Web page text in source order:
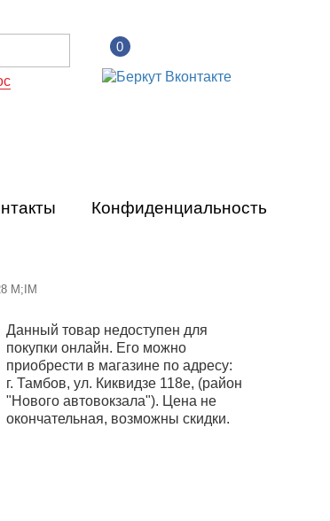
0
Конфиденциальность
M;IM
Данный товар недоступен для
покупки онлайн. Его можно
приобрести в магазине по адресу:
г. Тамбов, ул. Киквидзе 118е, (район
"Нового автовокзала"). Цена не
окончательная, возможны скидки.